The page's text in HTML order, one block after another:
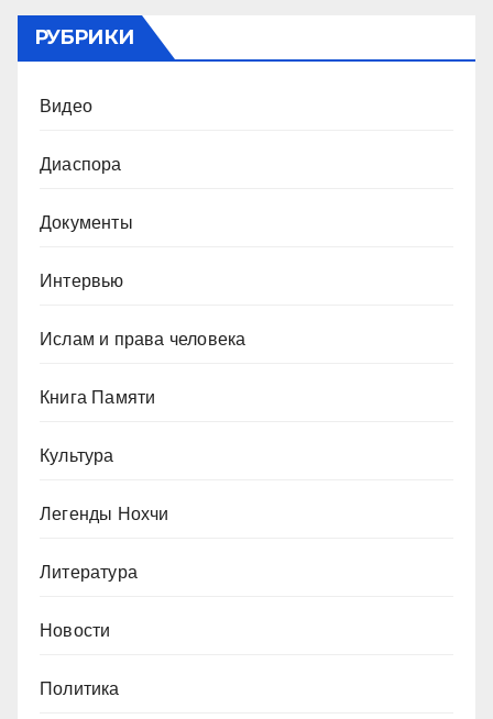
РУБРИКИ
Видео
Диаспора
Документы
Интервью
Ислам и права человека
Книга Памяти
Культура
Легенды Нохчи
Литература
Новости
Политика